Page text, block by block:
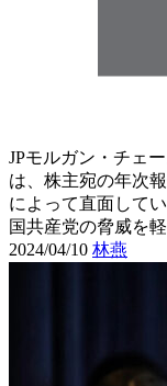
JPモルガン・チェ
は、株主宛の年次
によって直面して
国共産党の脅威を
2024/04/10 林燕